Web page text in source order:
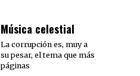
Música celestial
La corrupción es, muy a
su pesar, el tema que más
páginas